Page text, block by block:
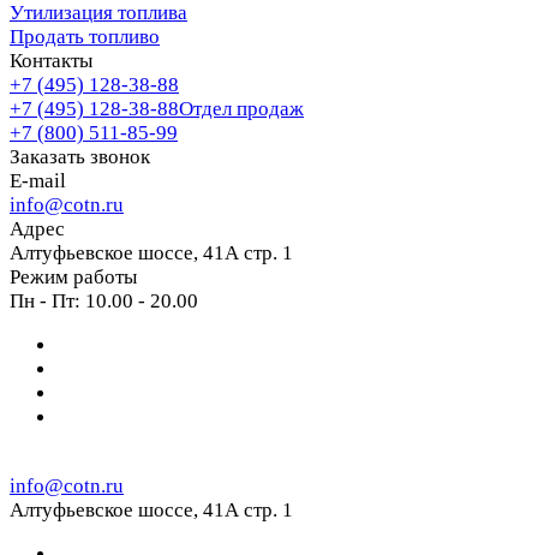
Утилизация топлива
Продать топливо
Контакты
+7 (495) 128-38-88
+7 (495) 128-38-88Отдел продаж
+7 (800) 511-85-99
Заказать звонок
E-mail
info@cotn.ru
Адрес
Алтуфьевское шоссе, 41А стр. 1
Режим работы
Пн - Пт: 10.00 - 20.00
info@cotn.ru
Алтуфьевское шоссе, 41А стр. 1